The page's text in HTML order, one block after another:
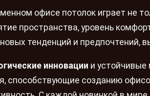
офисе потолок играет не
пространства, уровень
тенденций и предпочтений,
инновации и устойчивые
способствующие созданию